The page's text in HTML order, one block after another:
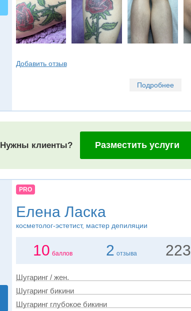
Добавить отзыв
Подробнее
Нужны клиенты? Разместить услуги
PRO
Елена Ласка
косметолог-эстетист, мастер депиляции
10 баллов 2 отзыва 223
Шугаринг / жен.
Шугаринг бикини
Шугаринг глубокое бикини